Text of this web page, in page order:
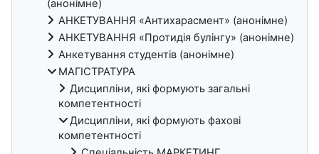
(анонімне)
АНКЕТУВАННЯ «Антихарасмент» (анонімне)
АНКЕТУВАННЯ «Протидія булінгу» (анонімне)
Анкетування студентів (анонімне)
МАГІСТРАТУРА
Дисципліни, які формують загальні
компетентності
Дисципліни, які формують фахові
компетентності